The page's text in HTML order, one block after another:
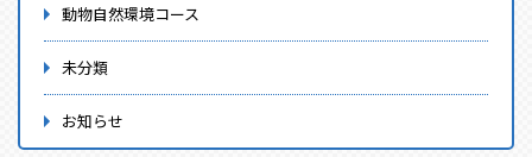
動物自然環境コース
未分類
お知らせ